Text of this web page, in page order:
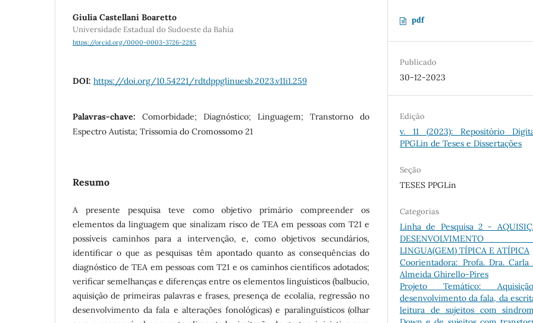
Giulia Castellani Boaretto
Universidade Estadual do Sudoeste da Bahia
https://orcid.org/0000-0003-3726-2285
DOI: https://doi.org/10.54221/rdtdppglinuesb.2023.v11i1.259
Palavras-chave: Comorbidade; Diagnóstico; Linguagem; Transtorno do
Espectro Autista; Trissomia do Cromossomo 21
Resumo
A presente pesquisa teve como objetivo primário compreender os
elementos da linguagem que sinalizam risco de TEA em pessoas com T21 e
possíveis caminhos para a intervenção, e, como objetivos secundários,
identificar o que as pesquisas têm apontado quanto as consequências do
diagnóstico de TEA em pessoas com T21 e os caminhos científicos adotados;
verificar semelhanças e diferenças entre os elementos linguísticos (balbucio,
aquisição de primeiras palavras e frases, presença de ecolalia, regressão no
desenvolvimento da fala e alterações fonológicas) e paralinguísticos (olhar
pdf
Publicado
30-12-2023
Edição
v. 11 (2023): Repositório
PPGLin de Teses e Dissertações
Seção
TESES PPGLin
Categorias
Linha de Pesquisa 2 -
LINGUA(GEM) TÍPICA E ATÍPICA
Coorientadora: Profa. Dra. Carla
Almeida Ghirello-Pires
Projeto Temático:
desenvolvimento da fala, da
leitura de sujeitos com